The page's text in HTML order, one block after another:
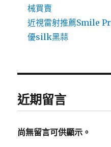
械買賣
近視雷射推薦Smile
優silk黑蒜
近期留言
尚無留言可供顯示。